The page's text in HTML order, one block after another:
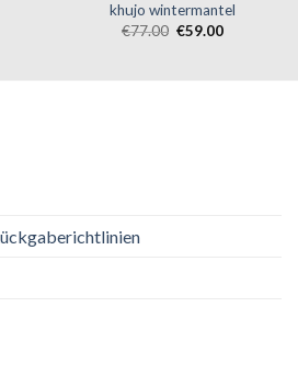
khujo wintermantel
€77.00 €59.00